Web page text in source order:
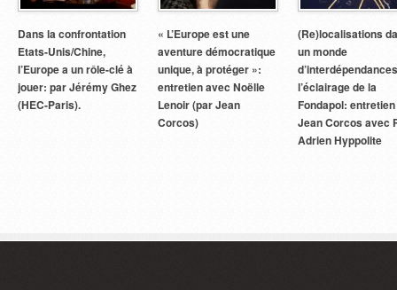
Dans la confrontation
Etats-Unis/Chine,
l’Europe a un rôle-clé à
jouer: par Jérémy Ghez
(HEC-Paris).
« L’Europe est une
aventure démocratique
unique, à protéger »:
entretien avec Noëlle
Lenoir (par Jean
Corcos)
(Re)localisations
un monde
l’éclairage de la
Fondapol:
Jean Corcos avec
Adrien Hyppolite